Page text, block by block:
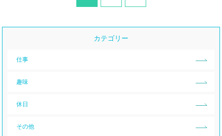
カテゴリー
仕事
趣味
休日
その他